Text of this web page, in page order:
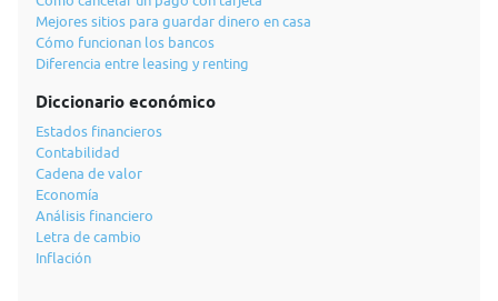
Mejores sitios para guardar dinero en casa
Cómo funcionan los bancos
Diferencia entre leasing y renting
Diccionario económico
Estados financieros
Contabilidad
Cadena de valor
Economía
Análisis financiero
Letra de cambio
Inflación